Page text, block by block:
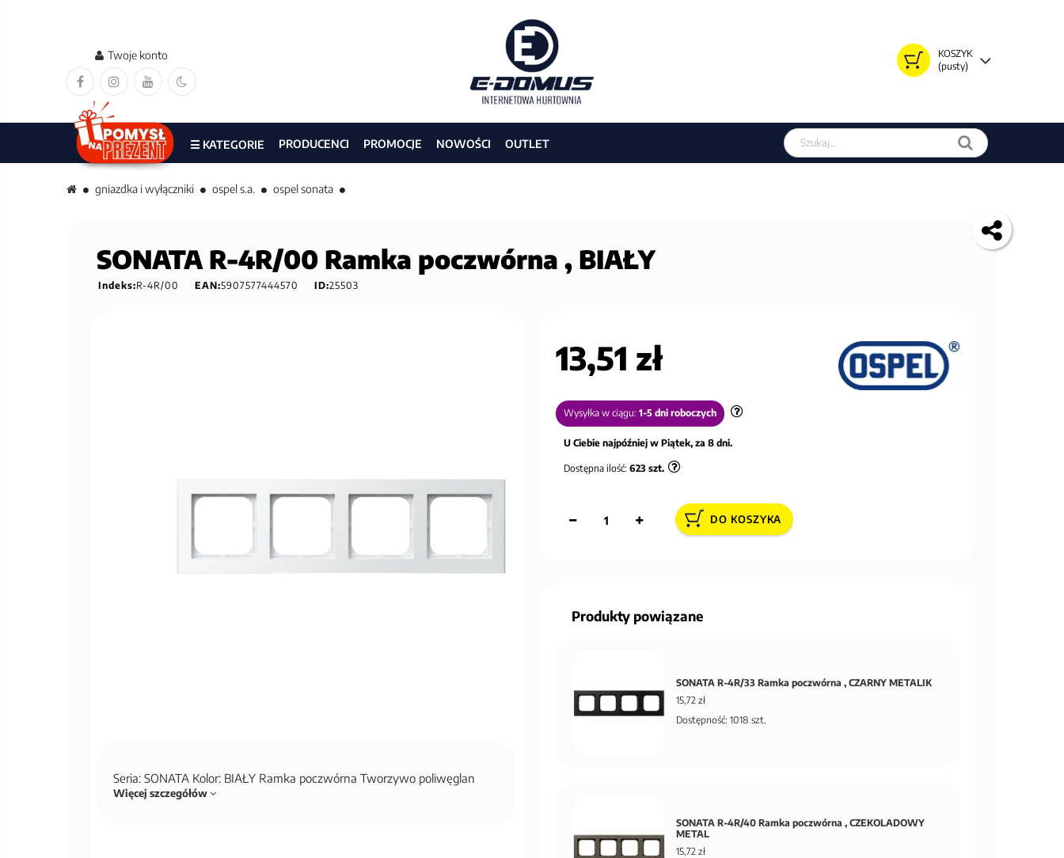
KOSZYK
(pusty)
Twoje konto
Szukaj w sklepie
☰ KATEGORIE PRODUCENCI PROMOCJE NOWOŚCI OUTLET
gniazdka i wyłączniki ospel s.a. ospel sonata
SONATA R-4R/00 Ramka poczwórna , BIAŁY
Indeks:R-4R/00 EAN:5907577444570 ID:25503
Seria: SONATA Kolor: BIAŁY Ramka poczwórna Tworzywo poliwęglan
Więcej szczegółów
13,51 zł
Wysyłka w ciągu: 1-5 dni roboczych
U Ciebie najpóźniej w Piątek, za 8 dni.
Dostępna ilość: 623 szt.
DO KOSZYKA
Produkty powiązane
SONATA R-4R/33 Ramka poczwórna , CZARNY METALIK
15,72 zł
Dostępność: 1018 szt.
SONATA R-4R/40 Ramka poczwórna , CZEKOLADOWY
METAL
15,72 zł